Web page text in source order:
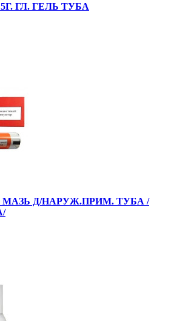
ГЛ. ГЕЛЬ ТУБА
МАЗЬ Д/НАРУЖ.ПРИМ. ТУБА /